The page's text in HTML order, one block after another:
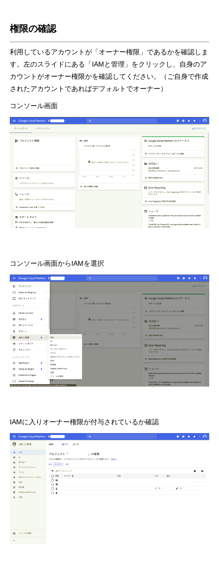
権限の確認
利用しているアカウントが「オーナー権限」であるかを確認しま
す。 左のスライドにある 「IAMと管理」をクリックし、自身のア
カウントがオーナー権限かを確認してください。（ご自身で作成
されたアカウントであればデフォルトでオーナー）
コンソール画面
コンソール画面からIAMを選択
IAMに入りオーナー権限が付与されているか確認